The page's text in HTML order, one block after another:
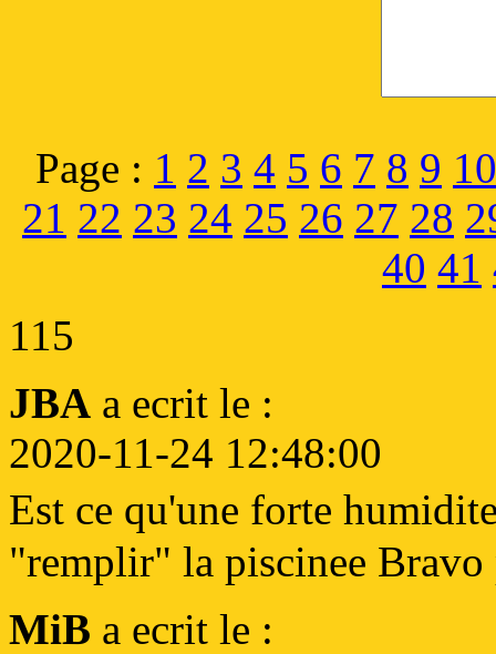
Page : 1 2 3 4 5 6 7 8 9 10
21 22 23 24 25 26 27 28
40 41
115
JBA a ecrit le :
2020-11-24 12:48:00
Est ce qu'une forte
"remplir" la piscinee
MiB a ecrit le :